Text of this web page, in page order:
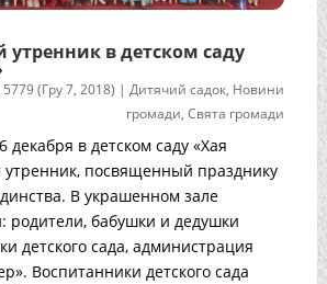
в детском саду
(Гру 7, 2018) |Дитячий садок, Новини
громади,Свята громади
декабря в детском саду «Хая
посвященный празднику
В украшенном зале
родители, бабушки и дедушки
детского сада, администрация
Воспитанники детского сада